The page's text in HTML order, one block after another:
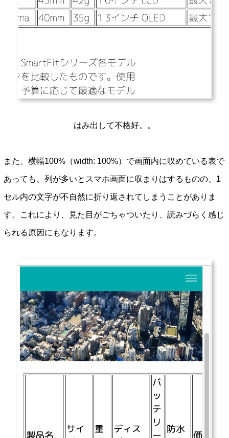
はみ出して不格好。。
また、横幅100%（width: 100%）で画面内に収めている表で
あっても、列が多いとスマホ画面に収まりはするものの、1
セル内の文字が不自然に折り返されてしまうことがありま
す。これにより、見た目がごちゃついたり、読みづらく感じ
られる原因にもなります。